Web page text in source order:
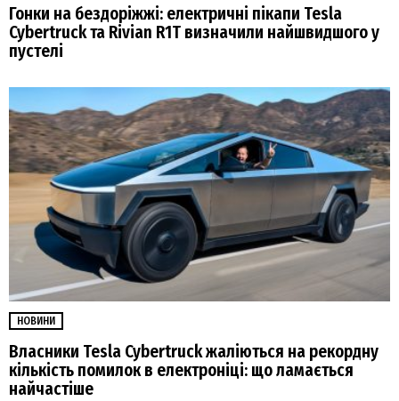
Гонки на бездоріжжі: електричні пікапи Tesla
Cybertruck та Rivian R1T визначили найшвидшого у
пустелі
НОВИНИ
Власники Tesla Cybertruck жаліються на рекордну
кількість помилок в електроніці: що ламається
найчастіше